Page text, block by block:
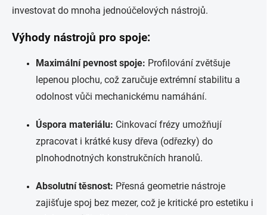
investovat do mnoha jednoúčelových nástrojů.
Výhody nástrojů pro spoje:
Maximální pevnost spoje: Profilování zvětšuje
lepenou plochu, což zaručuje extrémní stabilitu a
odolnost vůči mechanickému namáhání.
Úspora materiálu: Cinkovací frézy umožňují
zpracovat i krátké kusy dřeva (odřezky) do
plnohodnotných konstrukčních hranolů.
Absolutní těsnost: Přesná geometrie nástroje
zajišťuje spoj bez mezer, což je kritické pro estetiku i